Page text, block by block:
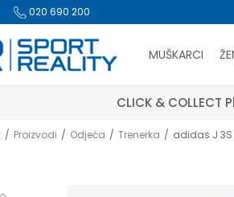
020 690 200
MUŠKARCI
CLICK &
Proizvodi Odjeća Trenerka adidas J 3S